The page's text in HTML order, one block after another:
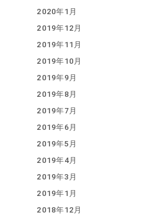
2020年1月
2019年12月
2019年11月
2019年10月
2019年9月
2019年8月
2019年7月
2019年6月
2019年5月
2019年4月
2019年3月
2019年1月
2018年12月